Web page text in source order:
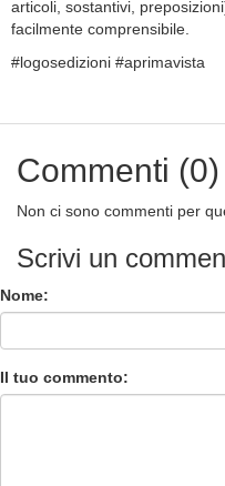
articoli, sostantivi,
facilmente comprensibile.
#logosedizioni #aprimavista
Commenti (0)
Non ci sono commenti per
Scrivi un
Nome:
Il tuo commento: